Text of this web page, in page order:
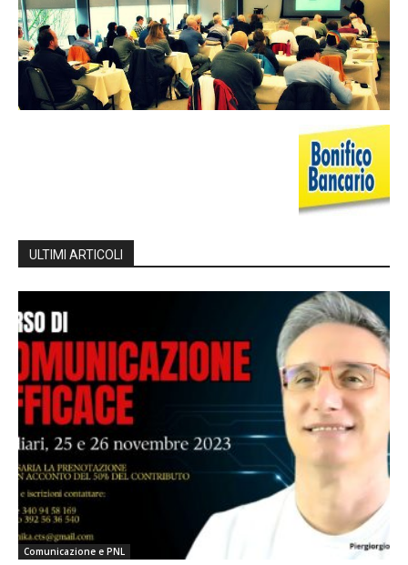
ULTIMI ARTICOLI
Comunicazione e PNL